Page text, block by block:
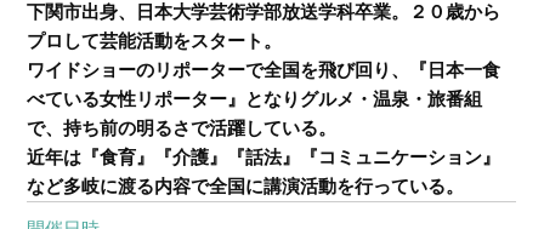
下関市出身、日本大学芸術学部放送学科卒業。２０歳から
プロして芸能活動をスタート。
ワイドショーのリポーターで全国を飛び回り、『日本一食
べている女性リポーター』となりグルメ・温泉・旅番組
で、持ち前の明るさで活躍している。
近年は『食育』『介護』『話法』『コミュニケーション』
など多岐に渡る内容で全国に講演活動を行っている。